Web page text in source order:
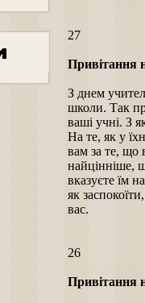
27
Привітання
З днем
школи. Так
ваші учні. З
На те, як у
вам за те, що
найцінніше,
вказуєте їм
як
вас.
26
Привітання